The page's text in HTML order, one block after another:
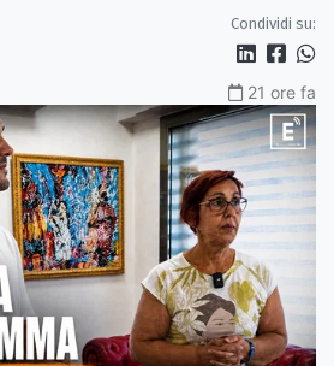
Condividi su:
21 ore fa